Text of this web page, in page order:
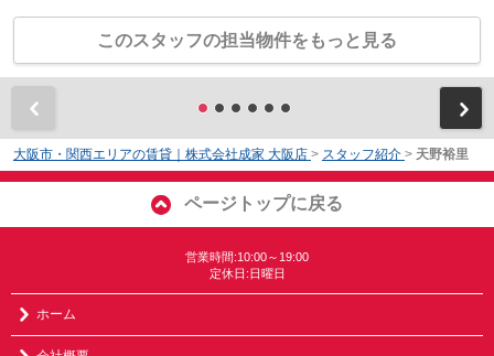
このスタッフの担当物件をもっと見る
大阪市・関西エリアの賃貸｜株式会社成家 大阪店 > スタッフ紹介 > 天野裕里
ページトップに戻る
営業時間:10:00～19:00
定休日:日曜日
ホーム